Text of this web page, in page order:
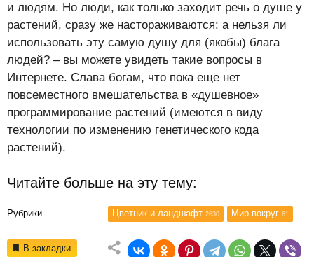
и людям. Но люди, как только заходит речь о душе у
растений, сразу же настораживаются: а нельзя ли
использовать эту самую душу для (якобы) блага
людей? – вы можете увидеть такие вопросы в
Интернете. Слава богам, что пока еще нет
повсеместного вмешательства в «душевное»
программирование растений (имеются в виду
технологии по изменению генетического кода
растений).
Читайте больше на эту тему:
Рубрики Цветник и ландшафт 2630 Мир вокруг 61
В закладки